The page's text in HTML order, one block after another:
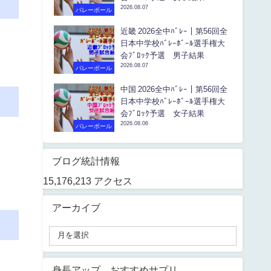
バレーボール 2026.08.07
バレーボール
近畿 2026全中ﾊﾞﾚｰ｜第56回全
日本中学校ﾊﾞﾚｰﾎﾞｰﾙ選手権大
会ﾌﾞﾛｯｸ予選 男子結果
2026.08.07
バレーボール
中国 2026全中ﾊﾞﾚｰ｜第56回全
日本中学校ﾊﾞﾚｰﾎﾞｰﾙ選手権大
会ﾌﾞﾛｯｸ予選 女子結果
2026.08.06
ブログ統計情報
15,176,213 アクセス
アーカイブ